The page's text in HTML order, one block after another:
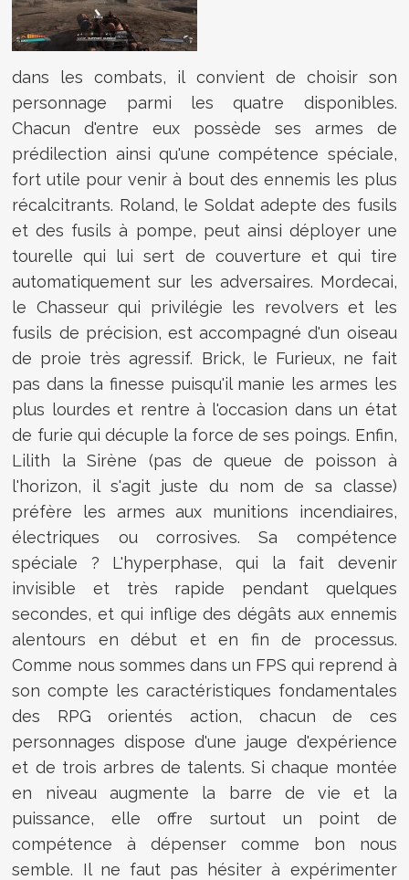
dans les combats, il convient de choisir son
personnage parmi les quatre disponibles.
Chacun d'entre eux possède ses armes de
prédilection ainsi qu'une compétence spéciale,
fort utile pour venir à bout des ennemis les plus
récalcitrants. Roland, le Soldat adepte des fusils
et des fusils à pompe, peut ainsi déployer une
tourelle qui lui sert de couverture et qui tire
automatiquement sur les adversaires. Mordecai,
le Chasseur qui privilégie les revolvers et les
fusils de précision, est accompagné d'un oiseau
de proie très agressif. Brick, le Furieux, ne fait
pas dans la finesse puisqu'il manie les armes les
plus lourdes et rentre à l'occasion dans un état
de furie qui décuple la force de ses poings. Enfin,
Lilith la Sirène (pas de queue de poisson à
l'horizon, il s'agit juste du nom de sa classe)
préfère les armes aux munitions incendiaires,
électriques ou corrosives. Sa compétence
spéciale ? L'hyperphase, qui la fait devenir
invisible et très rapide pendant quelques
secondes, et qui inflige des dégâts aux ennemis
alentours en début et en fin de processus.
Comme nous sommes dans un FPS qui reprend à
son compte les caractéristiques fondamentales
des RPG orientés action, chacun de ces
personnages dispose d'une jauge d'expérience
et de trois arbres de talents. Si chaque montée
en niveau augmente la barre de vie et la
puissance, elle offre surtout un point de
compétence à dépenser comme bon nous
semble. Il ne faut pas hésiter à expérimenter